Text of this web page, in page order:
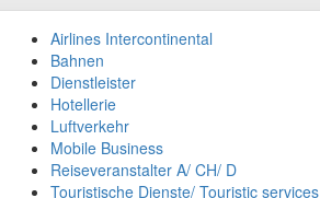
Airlines Intercontinental
Bahnen
Dienstleister
Hotellerie
Luftverkehr
Mobile Business
Reiseveranstalter A/ CH/ D
Touristische Dienste/ Touristic services